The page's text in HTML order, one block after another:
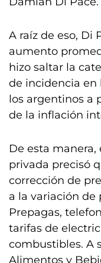
A raíz de eso, Di
aumento
hizo saltar la
de incidencia en
los argentinos a
de la inflación
De esta
privada precisó
corrección de
a la variación de
Prepagas,
tarifas de
combustibles. A
Alimentos y